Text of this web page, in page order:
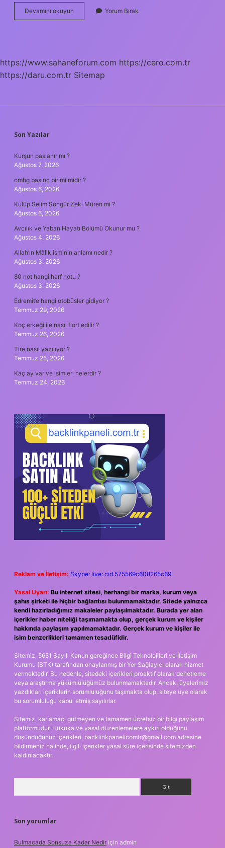
Devamını okuyun
Bakım
Zaman
Yatacak
Yorum Bırak
https://www.sahaneforum.com https://cero.com.tr
https://daru.com.tr Sitemap
SIDEBAR
Son Yazılar
Kurşun paslanır mı ?
Ağustos 7, 2026
cmhg basınç birimi midir ?
Ağustos 6, 2026
Kulüp Selim Songür Zeki Müren mi ?
Ağustos 6, 2026
Avcılık ve Yaban Hayatı Bölümü Okunur mu ?
Ağustos 4, 2026
Allah’ın Mâlik isminin anlamı nedir ?
Ağustos 3, 2026
80 not hangi harf notu ?
Ağustos 3, 2026
Edremit’e hangi otobüsler gidiyor ?
Temmuz 29, 2026
Koç erkeği ile nasıl flört edilir ?
Temmuz 26, 2026
Tire nasıl yazılıyor ?
Temmuz 25, 2026
Kaç ay var ve isimleri nelerdir ?
Temmuz 24, 2026
Reklam ve İletişim: Skype: live:.cid.575569c608265c69
Yasal Uyarı: Bu internet sitesi, herhangi bir marka, kurum veya
şahıs şirketi ile hiçbir bağlantısı bulunmamaktadır. Sitede yalnızca
kendi hazırladığımız makaleler paylaşılmaktadır. Burada yer alan
içerikler haber niteliği taşımamakta olup, gerçek kurum ve kişiler
hakkında paylaşım yapılmamaktadır. Gerçek kurum ve kişiler ile
isim benzerlikleri tamamen tesadüfidir.
Sitemiz, 5651 Sayılı Kanun gereğince Bilgi Teknolojileri ve İletişim
Kurumu (BTK) tarafından onaylanmış bir Yer Sağlayıcı olarak hizmet
vermektedir. Bu nedenle, sitedeki içerikleri proaktif olarak denetleme
veya araştırma yükümlülüğümüz bulunmamaktadır. Ancak, üyelerimiz
yazdıkları içeriklerin sorumluluğunu taşımakta olup, siteye üye olarak
bu sorumluluğu kabul etmiş sayılırlar.
Sitemiz, kar amacı gütmeyen ve tamamen ücretsiz bir bilgi paylaşım
platformudur. Hukuka ve yasal düzenlemelere aykırı olduğunu
düşündüğünüz içerikleri, backlinkpanelicomtr@gmail.com adresine
bildirmeniz halinde, ilgili içerikler yasal süre içerisinde sitemizden
kaldırılacaktır.
Son yorumlar
Bulmacada Sonsuza Kadar Nedir için admin